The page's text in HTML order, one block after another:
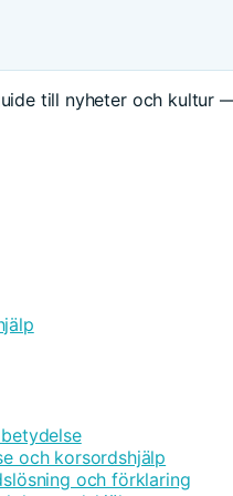
till nyheter och kultur
och korsordshjälp
och förklaring